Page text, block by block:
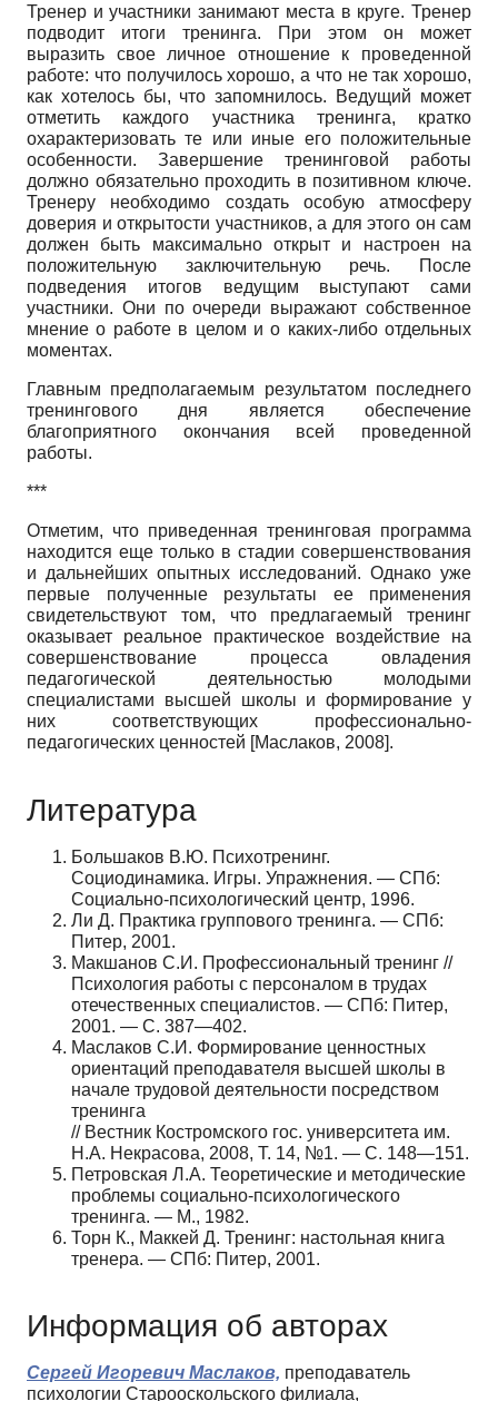
Тренер и участники занимают места в круге. Тренер
подводит итоги тренинга. При этом он может
выразить свое личное отношение к проведенной
работе: что получилось хорошо, а что не так хорошо,
как хотелось бы, что запомнилось. Ведущий может
отметить каждого участника тренинга, кратко
охарактеризовать те или иные его положительные
особенности. Завершение тренинговой работы
должно обязательно проходить в позитивном ключе.
Тренеру необходимо создать особую атмосферу
доверия и открытости участников, а для этого он сам
должен быть максимально открыт и настроен на
положительную заключительную речь. После
подведения итогов ведущим выступают сами
участники. Они по очереди выражают собственное
мнение о работе в целом и о каких-либо отдельных
моментах.
Главным предполагаемым результатом последнего
тренингового дня является обеспечение
благоприятного окончания всей проведенной
работы.
***
Отметим, что приведенная тренинговая программа
находится еще только в стадии совершенствования
и дальнейших опытных исследований. Однако уже
первые полученные результаты ее применения
свидетельствуют том, что предлагаемый тренинг
оказывает реальное практическое воздействие на
совершенствование процесса овладения
педагогической деятельностью молодыми
специалистами высшей школы и формирование у
них соответствующих профессионально-
педагогических ценностей [Маслаков, 2008].
Литература
Большаков В.Ю. Психотренинг.
Социодинамика. Игры. Упражнения. — СПб:
Социально-психологический центр, 1996.
Ли Д. Практика группового тренинга. — СПб:
Питер, 2001.
Макшанов С.И. Профессиональный тренинг //
Психология работы с персоналом в трудах
отечественных специалистов. — СПб: Питер,
2001. — С. 387—402.
Маслаков С.И. Формирование ценностных
ориентаций преподавателя высшей школы в
начале трудовой деятельности посредством
тренинга
// Вестник Костромского гос. университета им.
Н.А. Некрасова, 2008, Т. 14, №1. — С. 148—151.
Петровская Л.А. Теоретические и методические
проблемы социально-психологического
тренинга. — М., 1982.
Торн К., Маккей Д. Тренинг: настольная книга
тренера. — СПб: Питер, 2001.
Информация об авторах
Сергей Игоревич Маслаков, преподаватель
психологии Старооскольского филиала,